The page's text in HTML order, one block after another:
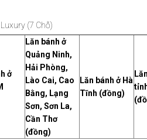
(7 Chỗ)
ở
Lăn bánh ở
Quảng Ninh,
Hải Phòng,
Lào Cai, Cao
Bằng, Lạng
Sơn, Sơn La,
Cần Thơ
(đồng)
Lăn bánh ở Hà
Tĩnh (đồng)